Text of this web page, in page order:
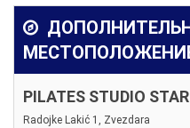
PILATES STUDIO
Radojke Lakić 1, Zvezdara